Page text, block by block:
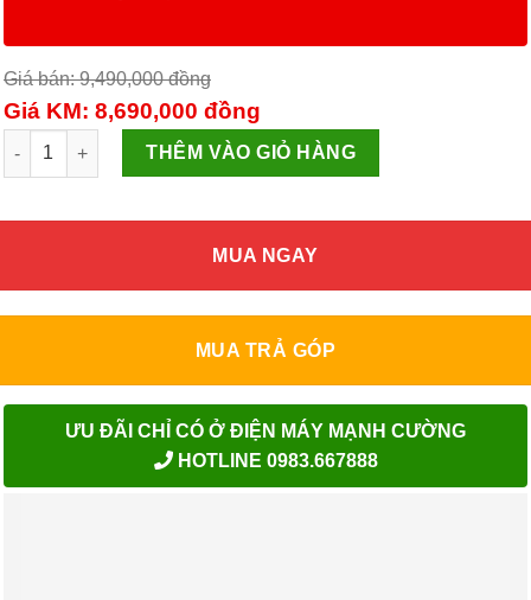
Giá bán: 9,490,000đồng
Giá KM: 8,690,000 đồng
Tủ đông mềm Kangaroo KG268DM2 số lượng
THÊM VÀO GIỎ HÀNG
MUA NGAY
MUA TRẢ GÓP
ƯU ĐÃI CHỈ CÓ Ở ĐIỆN MÁY MẠNH CƯỜNG
HOTLINE 0983.667888